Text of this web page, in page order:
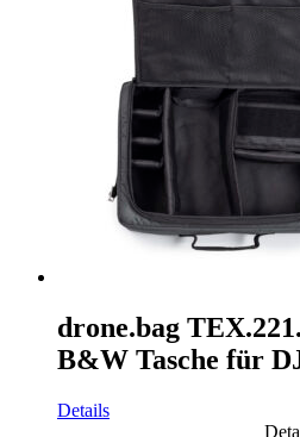
drone.bag
B&W Tasche für
Details